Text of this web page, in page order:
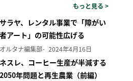
もっと見る >
サラヤ、レンタル事業で「障がい
者アート」の可能性広げる
オルタナ編集部 2024年4月16日
ネスレ、コーヒー生産が半減する
2050年問題と再生農業（前編）